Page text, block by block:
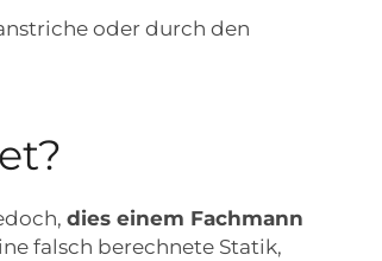
oder durch den
dies einem Fachmann
falsch berechnete Statik,